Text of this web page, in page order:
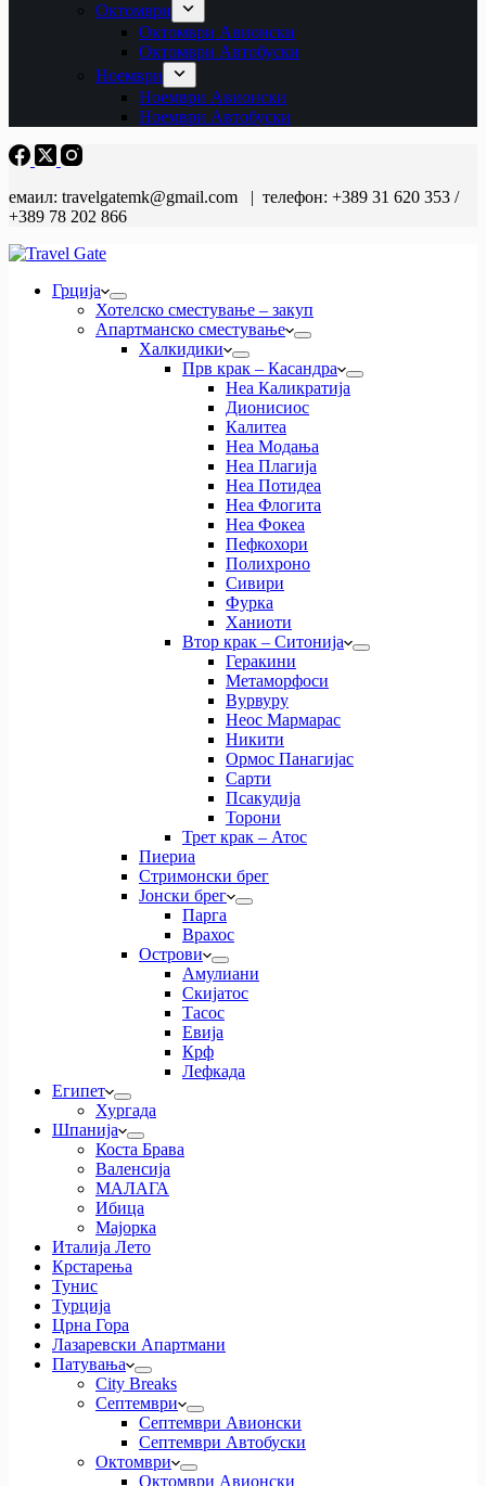
Октомври
Октомври Авионски
Октомври Автобуски
Ноември
Ноември Авионски
Ноември Автобуски
емаил: travelgatemk@gmail.com | телефон: +389 31 620 353 /
+389 78 202 866
Грција
Хотелско сместување – закуп
Апартманско сместување
Халкидики
Прв крак – Касандра
Неа Каликратија
Дионисиос
Калитеа
Неа Модања
Неа Плагија
Неа Потидеа
Неа Флогита
Неа Фокеа
Пефкохори
Полихроно
Сивири
Фурка
Ханиоти
Втор крак – Ситонија
Геракини
Метаморфоси
Вурвуру
Неос Мармарас
Никити
Ормос Панагијас
Сарти
Псакудија
Торони
Трет крак – Атос
Пиериа
Стримонски брег
Јонски брег
Парга
Врахос
Острови
Амулиани
Скијатос
Тасос
Евија
Крф
Лефкада
Египет
Хургада
Шпанија
Коста Брава
Валенсија
МАЛАГА
Ибица
Мајорка
Италија Лето
Крстарења
Тунис
Турција
Црна Гора
Лазаревски Апартмани
Патувања
City Breaks
Септември
Септември Авионски
Септември Автобуски
Октомври
Октомври Авионски